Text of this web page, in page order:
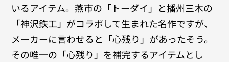
いるアイテム。燕市の「トーダイ」と播州三木の
「神沢鉄工」がコラボして生まれた名作ですが、
メーカーに言わせると「心残り」があったそう。
その唯一の「心残り」を補完するアイテムとし